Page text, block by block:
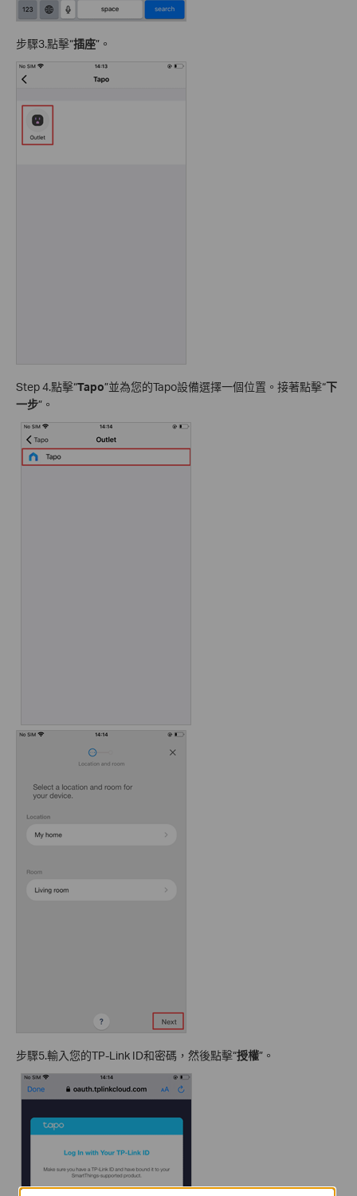
步驟3.點擊“插座”。
Step 4.點擊“Tapo”並為您的Tapo設備選擇一個位置。接著點擊“下
一步”。
步驟5.輸入您的TP-Link ID和密碼，然後點擊“授權”。